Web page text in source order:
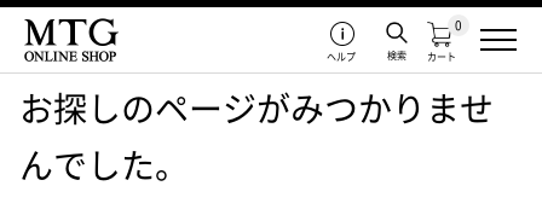
カート
0
検索
ヘルプ
お探しのページがみつかりませ
んでした。